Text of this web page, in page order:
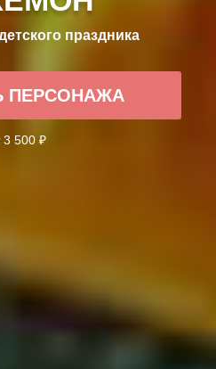
праздника
ПЕРСОНАЖА
3 500 ₽